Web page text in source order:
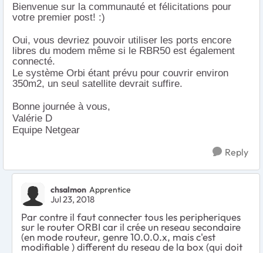
Bienvenue sur la communauté et félicitations pour
votre premier post! :)
Oui, vous devriez pouvoir utiliser les ports encore
libres du modem même si le RBR50 est également
connecté.
​​​​​​​Le système Orbi étant prévu pour couvrir environ
350m2, un seul satellite devrait suffire.
Bonne journée à vous,
Valérie D
Equipe Netgear
Reply
chsalmon Apprentice
Jul 23, 2018
Par contre il faut connecter tous les peripheriques
sur le router ORBI car il crée un reseau secondaire
(en mode routeur, genre 10.0.0.x, mais c'est
modifiable ) different du reseau de la box (qui doit